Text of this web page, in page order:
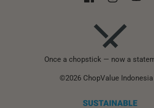
Once a chopstick — now a
©2026 ChopValue Indonesia